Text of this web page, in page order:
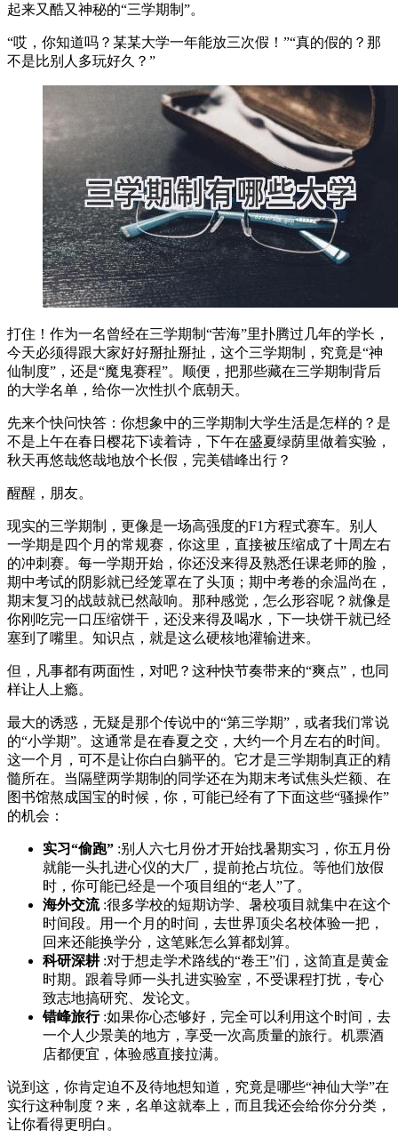
起来又酷又神秘的“三学期制”。
“哎，你知道吗？某某大学一年能放三次假！”“真的假的？那
不是比别人多玩好久？”
打住！作为一名曾经在三学期制“苦海”里扑腾过几年的学长，
今天必须得跟大家好好掰扯掰扯，这个三学期制，究竟是“神
仙制度”，还是“魔鬼赛程”。顺便，把那些藏在三学期制背后
的大学名单，给你一次性扒个底朝天。
先来个快问快答：你想象中的三学期制大学生活是怎样的？是
不是上午在春日樱花下读着诗，下午在盛夏绿荫里做着实验，
秋天再悠哉悠哉地放个长假，完美错峰出行？
醒醒，朋友。
现实的三学期制，更像是一场高强度的F1方程式赛车。别人
一学期是四个月的常规赛，你这里，直接被压缩成了十周左右
的冲刺赛。每一学期开始，你还没来得及熟悉任课老师的脸，
期中考试的阴影就已经笼罩在了头顶；期中考卷的余温尚在，
期末复习的战鼓就已然敲响。那种感觉，怎么形容呢？就像是
你刚吃完一口压缩饼干，还没来得及喝水，下一块饼干就已经
塞到了嘴里。知识点，就是这么硬核地灌输进来。
但，凡事都有两面性，对吧？这种快节奏带来的“爽点”，也同
样让人上瘾。
最大的诱惑，无疑是那个传说中的“第三学期”，或者我们常说
的“小学期”。这通常是在春夏之交，大约一个月左右的时间。
这一个月，可不是让你白白躺平的。它才是三学期制真正的精
髓所在。当隔壁两学期制的同学还在为期末考试焦头烂额、在
图书馆熬成国宝的时候，你，可能已经有了下面这些“骚操作”
的机会：
实习“偷跑” :别人六七月份才开始找暑期实习，你五月份
就能一头扎进心仪的大厂，提前抢占坑位。等他们放假
时，你可能已经是一个项目组的“老人”了。
海外交流 :很多学校的短期访学、暑校项目就集中在这个
时间段。用一个月的时间，去世界顶尖名校体验一把，
回来还能换学分，这笔账怎么算都划算。
科研深耕 :对于想走学术路线的“卷王”们，这简直是黄金
时期。跟着导师一头扎进实验室，不受课程打扰，专心
致志地搞研究、发论文。
错峰旅行 :如果你心态够好，完全可以利用这个时间，去
一个人少景美的地方，享受一次高质量的旅行。机票酒
店都便宜，体验感直接拉满。
说到这，你肯定迫不及待地想知道，究竟是哪些“神仙大学”在
实行这种制度？来，名单这就奉上，而且我还会给你分分类，
让你看得更明白。